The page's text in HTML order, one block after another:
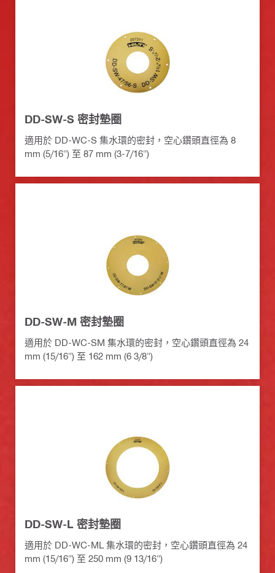
DD-SW-S 密封墊圈
適用於 DD-WC-S 集水環的密封，空心鑽頭直徑為 8
mm (5/16") 至 87 mm (3-7/16")
DD-SW-M 密封墊圈
適用於 DD-WC-SM 集水環的密封，空心鑽頭直徑為 24
mm (15/16") 至 162 mm (6 3/8")
DD-SW-L 密封墊圈
適用於 DD-WC-ML 集水環的密封，空心鑽頭直徑為 24
mm (15/16") 至 250 mm (9 13/16")